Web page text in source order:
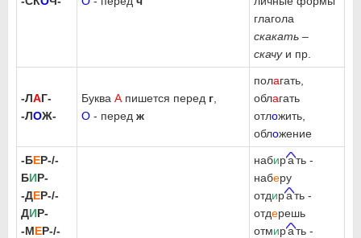
глагола
скакать –
скачуи пр.
-ЛАГ-
-ЛОЖ-
Буква А пишется перед г
О - перед ж
полагать,
облагать
отложить,
обложение
-БЕР-/-
БИР-
-ДЕР-/-
ДИР-
-МЕР-/-
набирать -
наберу
отдирать -
отдерешь
отмирать -